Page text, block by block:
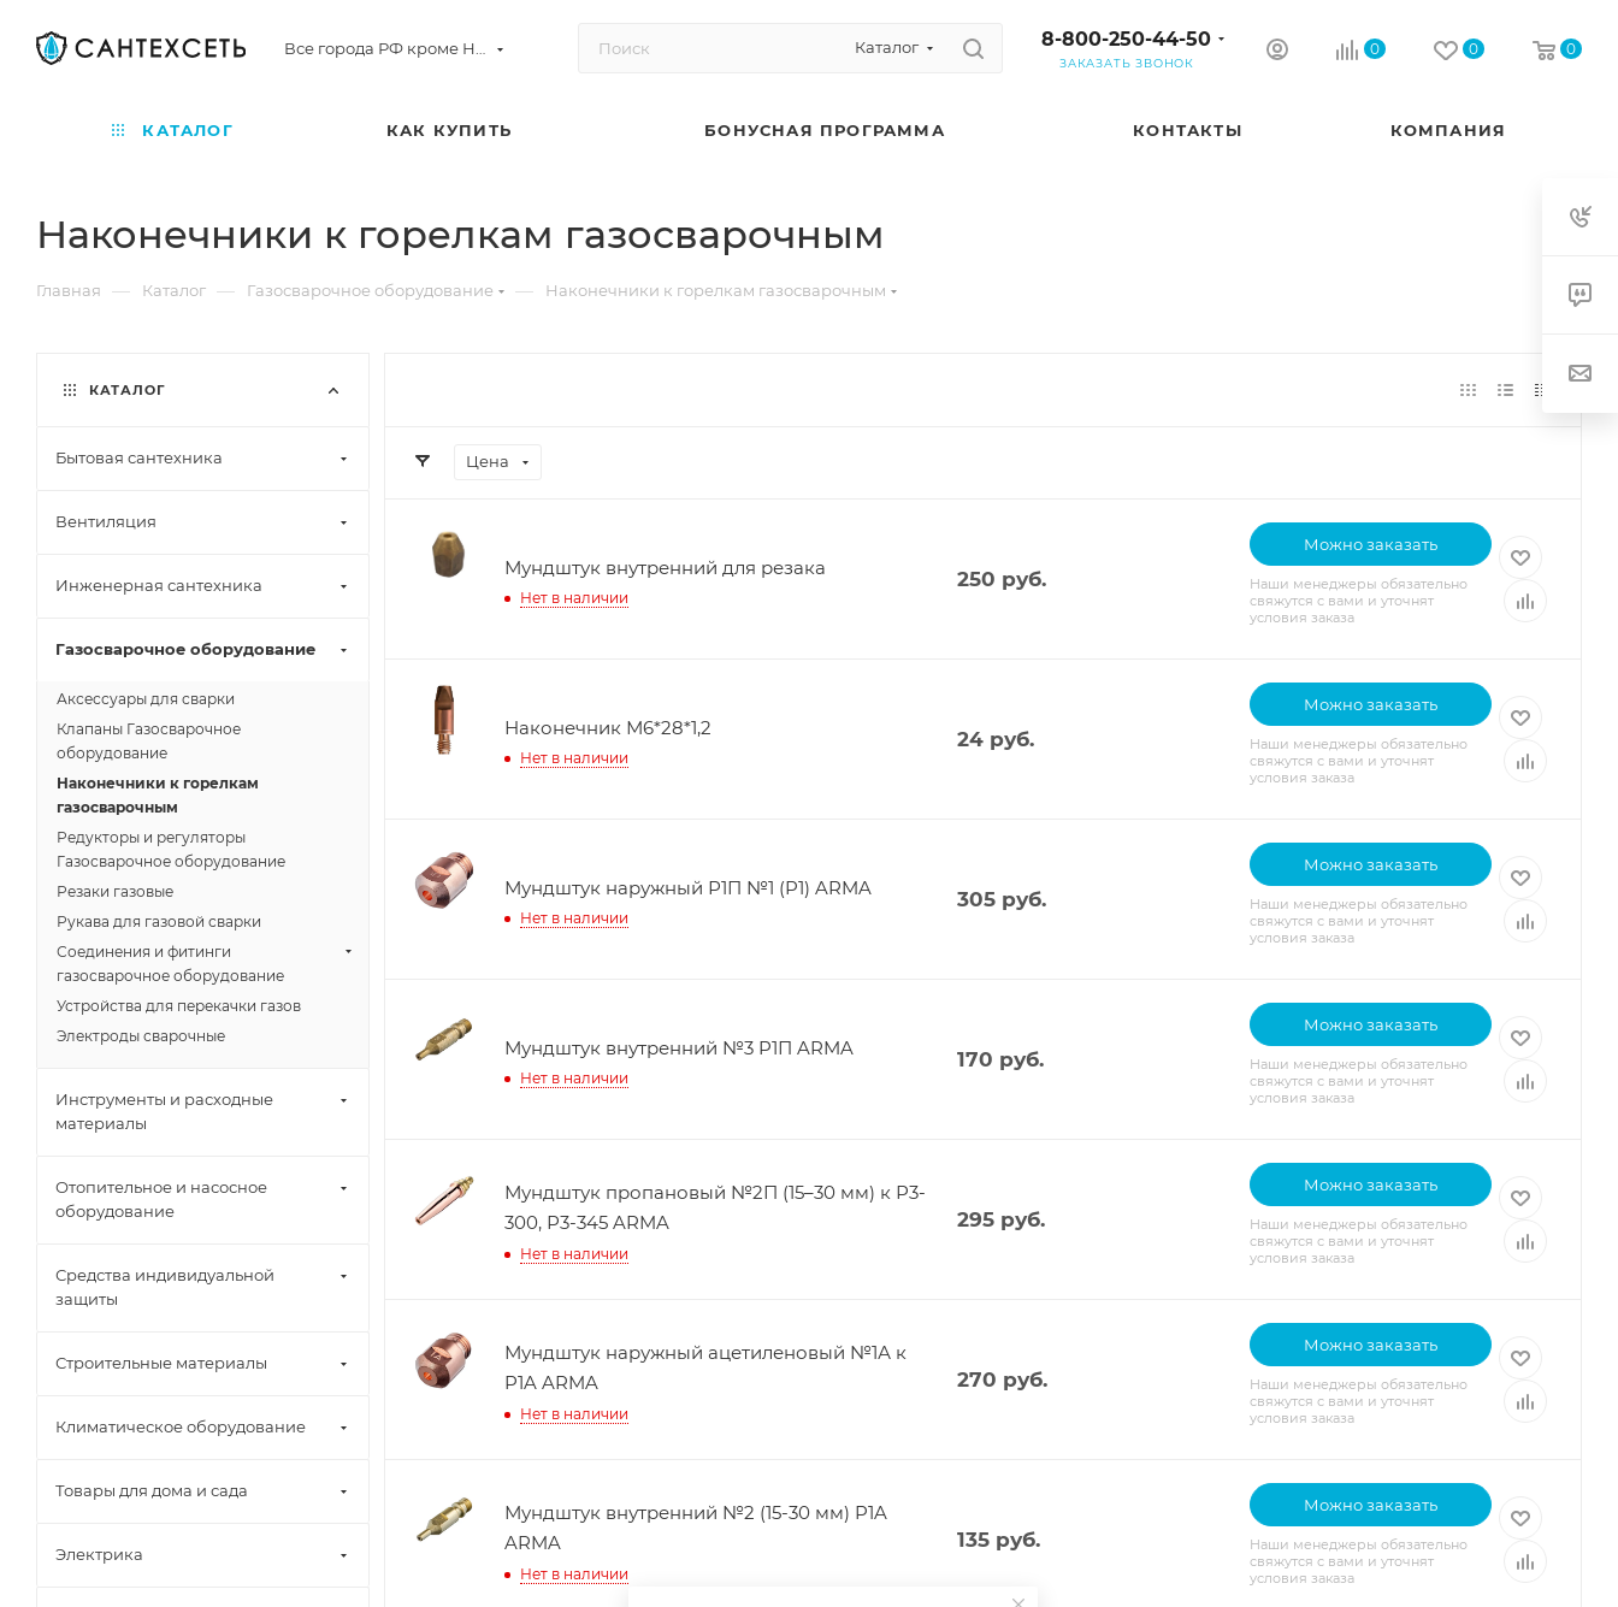
Каталог 8-800-250-44-50
ЗАКАЗАТЬ ЗВОНОК
0 0 0
КАТАЛОГ КАК КУПИТЬ БОНУСНАЯ ПРОГРАММА КОНТАКТЫ КОМПАНИЯ
Наконечники к горелкам газосварочным
Главная — Каталог — Газосварочное оборудование — Наконечники к горелкам газосварочным
Цена
Мундштук внутренний для резака
Нет в наличии
250 руб.
Можно заказать
Наши менеджеры обязательно
свяжутся с вами и уточнят
условия заказа
Наконечник М6*28*1,2
Нет в наличии
24руб.
Можно заказать
Наши менеджеры обязательно
свяжутся с вами и уточнят
условия заказа
Мундштук наружный Р1П №1 (P1) ARMA
Нет в наличии
305руб.
Можно заказать
Наши менеджеры обязательно
свяжутся с вами и уточнят
условия заказа
Мундштук внутренний №3 P1П ARMA
Нет в наличии
170 руб.
Можно заказать
Наши менеджеры обязательно
свяжутся с вами и уточнят
условия заказа
Мундштук пропановый №2П (15–30 мм) к Р3-
300, Р3-345 ARMA
Нет в наличии
295руб.
Можно заказать
Наши менеджеры обязательно
свяжутся с вами и уточнят
условия заказа
Мундштук наружный ацетиленовый №1А к
P1A ARMA
Нет в наличии
270 руб.
Можно заказать
Наши менеджеры обязательно
свяжутся с вами и уточнят
условия заказа
Мундштук внутренний №2 (15-30 мм) P1A
ARMA
Нет в наличии
135руб.
Можно заказать
Наши менеджеры обязательно
свяжутся с вами и уточнят
условия заказа
КАТАЛОГ
Бытовая сантехника
Вентиляция
Инженерная сантехника
Газосварочное оборудование
Аксессуары для сварки
Клапаны Газосварочное
оборудование
Наконечники к горелкам
газосварочным
Редукторы и регуляторы
Газосварочное оборудование
Резаки газовые
Рукава для газовой сварки
Соединения и фитинги
газосварочное оборудование
Устройства для перекачки газов
Электроды сварочные
Инструменты и расходные
материалы
Отопительное и насосное
оборудование
Средства индивидуальной
защиты
Строительные материалы
Климатическое оборудование
Товары для дома и сада
Электрика